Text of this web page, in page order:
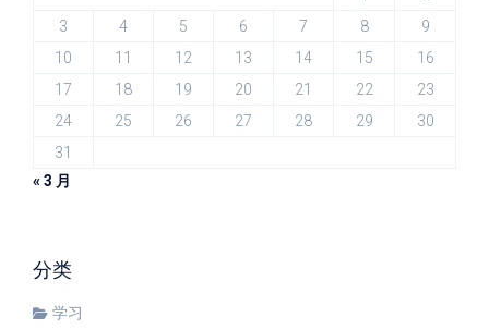
3
4 5 6 7 8
9
10
11 12 13 14 15
16
17
18 19 20 21 22
23
24
25 26 27 28 29
30
31
« 3 月
分类
学习